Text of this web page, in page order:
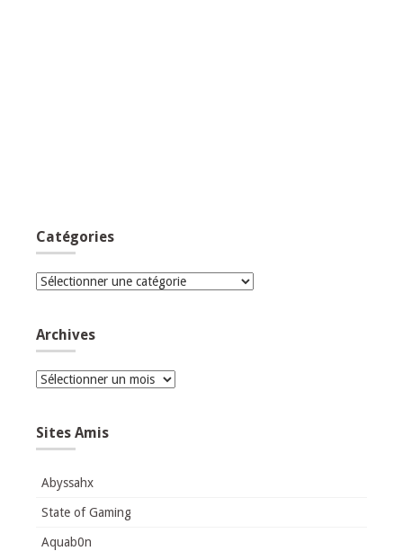
Catégories
Catégories
Archives
Archives
Sites Amis
Abyssahx
State of Gaming
Aquab0n